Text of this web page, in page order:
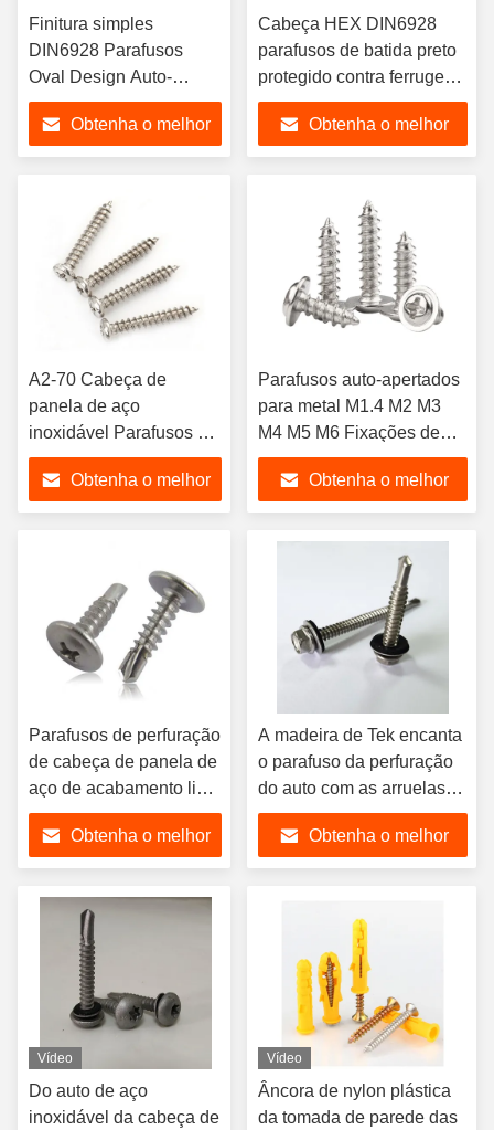
Finitura simples
DIN6928 Parafusos
Oval Design Auto-
filamento de corte feito
de titânio aço inoxidável
latão níquel zincado
Obtenha o melhor
Cabeça HEX DIN6928
parafusos de batida preto
protegido contra ferrugem
Anti-afrouxamento-Vários
incluindo titânio aço
inoxidável níquel
Obtenha o melhor
A2-70 Cabeça de
panela de aço
inoxidável Parafusos de
auto-aperto DIN 7981
Tamanhos métricos para
alumínio titânio latão
Obtenha o melhor
Parafusos auto-apertados
para metal M1.4 M2 M3
M4 M5 M6 Fixações de
alta qualidade 4.8/ 8.8/
10.9/ 12.9 Ect
Obtenha o melhor
Parafusos de perfuração
de cabeça de panela de
aço de acabamento liso
de M2 a M200
fabricados para cumprir
as normas DIN ANSI JIS
IFI garantidas
Obtenha o melhor
A madeira de Tek encanta
o parafuso da perfuração
do auto com as arruelas
do epdm que telham o
parafusoObtenha o melhor
Vídeo
Do auto de aço
inoxidável da cabeça de
Vídeo
Âncora de nylon plástica
da tomada de parede das